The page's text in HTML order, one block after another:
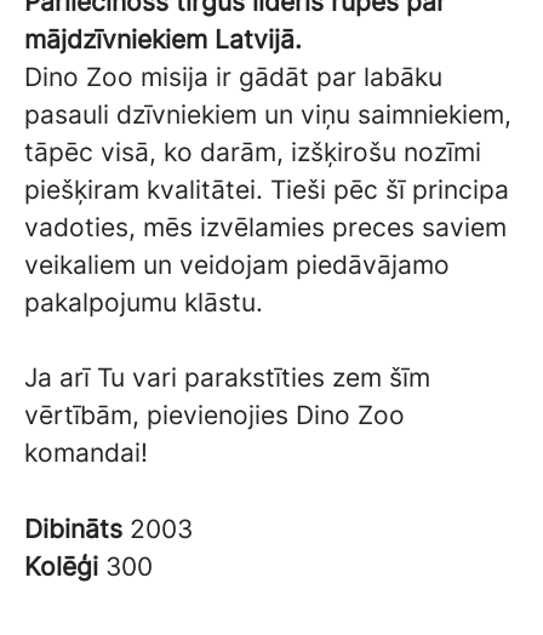
mājdzīvniekiem Latvijā.
Dino Zoo misija ir gādāt par labāku
pasauli dzīvniekiem un viņu saimniekiem,
tāpēc visā, ko darām, izšķirošu nozīmi
piešķiram kvalitātei. Tieši pēc šī principa
vadoties, mēs izvēlamies preces saviem
veikaliem un veidojam piedāvājamo
pakalpojumu klāstu.
Ja arī Tu vari parakstīties zem šīm
vērtībām, pievienojies Dino Zoo
komandai!
Dibināts 2003
Kolēģi 300